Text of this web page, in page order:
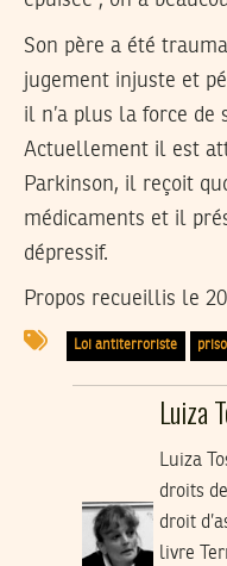
Son père a été
jugement injuste et
il n’a plus la force de
Actuellement il est
Parkinson, il reçoit
médicaments et il
dépressif.
Propos recueillis le
Loi antiterroriste
Luiza
Luiza
droits
droit
livre